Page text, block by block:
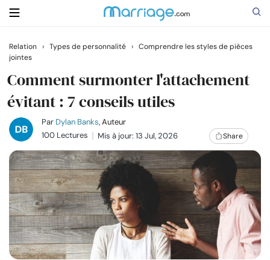
Rechercher
Se marier
Relations
Famille
Aide
Cours
Relation › Types de personnalité › Comprendre les styles de pièces
jointes
Comment surmonter l'attachement
évitant : 7 conseils utiles
Par Dylan Banks, Auteur
100 Lectures
Mis à jour: 13 Jul, 2026 Share